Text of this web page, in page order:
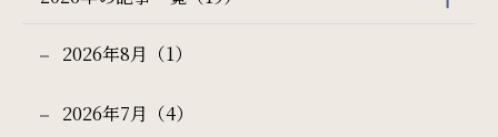
ご利用部屋数
2026年8月（1）
2026年7月（4）